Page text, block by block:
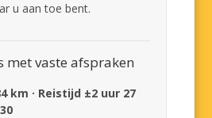
u aan toe bent.
met vaste afspraken
km · Reistijd ±2 uur 27